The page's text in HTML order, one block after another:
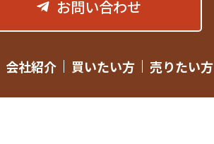
お問い合わせ
会社紹介 買いたい方 売りたい方